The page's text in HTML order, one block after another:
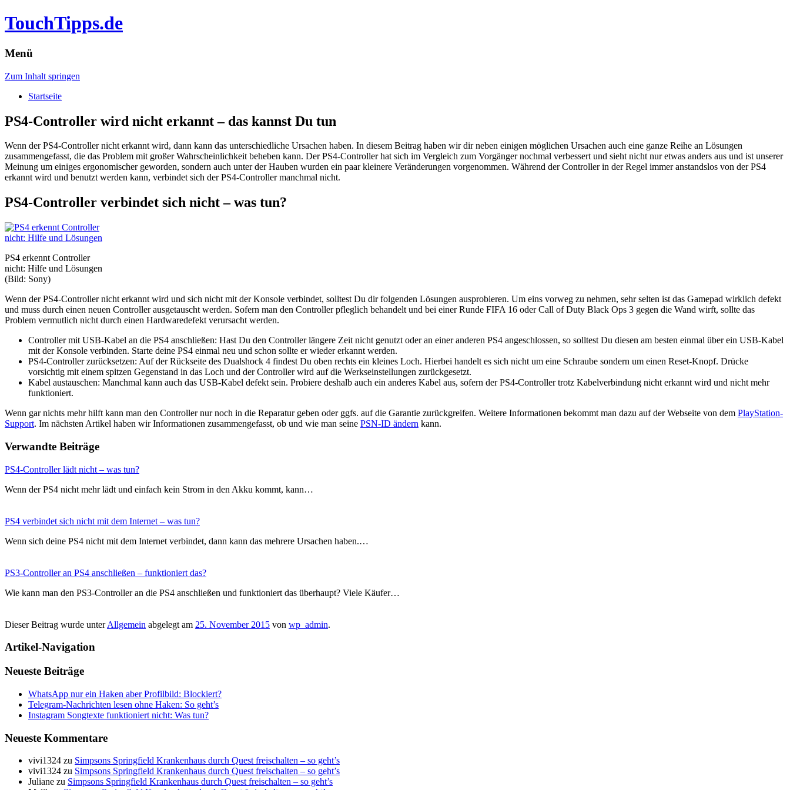
TouchTipps.de
Menü
Zum Inhalt springen
Startseite
PS4-Controller wird nicht erkannt – das kannst Du tun
Wenn der PS4-Controller nicht erkannt wird, dann kann das unterschiedliche Ursachen haben. In diesem Beitrag haben wir dir neben einigen möglichen Ursachen auch eine ganze Reihe an Lösungen
zusammengefasst, die das Problem mit großer Wahrscheinlichkeit beheben kann. Der PS4-Controller hat sich im Vergleich zum Vorgänger nochmal verbessert und sieht nicht nur etwas anders aus und ist unserer
Meinung um einiges ergonomischer geworden, sondern auch unter der Hauben wurden ein paar kleinere Veränderungen vorgenommen. Während der Controller in der Regel immer anstandslos von der PS4
erkannt wird und benutzt werden kann, verbindet sich der PS4-Controller manchmal nicht.
PS4-Controller verbindet sich nicht – was tun?
PS4 erkennt Controller
nicht: Hilfe und Lösungen
(Bild: Sony)
Wenn der PS4-Controller nicht erkannt wird und sich nicht mit der Konsole verbindet, solltest Du dir folgenden Lösungen ausprobieren. Um eins vorweg zu nehmen, sehr selten ist das Gamepad wirklich defekt
und muss durch einen neuen Controller ausgetauscht werden. Sofern man den Controller pfleglich behandelt und bei einer Runde FIFA 16 oder Call of Duty Black Ops 3 gegen die Wand wirft, sollte das
Problem vermutlich nicht durch einen Hardwaredefekt verursacht werden.
Controller mit USB-Kabel an die PS4 anschließen: Hast Du den Controller längere Zeit nicht genutzt oder an einer anderen PS4 angeschlossen, so solltest Du diesen am besten einmal über ein USB-Kabel
mit der Konsole verbinden. Starte deine PS4 einmal neu und schon sollte er wieder erkannt werden.
PS4-Controller zurücksetzen: Auf der Rückseite des Dualshock 4 findest Du oben rechts ein kleines Loch. Hierbei handelt es sich nicht um eine Schraube sondern um einen Reset-Knopf. Drücke
vorsichtig mit einem spitzen Gegenstand in das Loch und der Controller wird auf die Werkseinstellungen zurückgesetzt.
Kabel austauschen: Manchmal kann auch das USB-Kabel defekt sein. Probiere deshalb auch ein anderes Kabel aus, sofern der PS4-Controller trotz Kabelverbindung nicht erkannt wird und nicht mehr
funktioniert.
Wenn gar nichts mehr hilft kann man den Controller nur noch in die Reparatur geben oder ggfs. auf die Garantie zurückgreifen. Weitere Informationen bekommt man dazu auf der Webseite von dem PlayStation-
Support. Im nächsten Artikel haben wir Informationen zusammengefasst, ob und wie man seine PSN-ID ändern kann.
Verwandte Beiträge
PS4-Controller lädt nicht – was tun?
Wenn der PS4 nicht mehr lädt und einfach kein Strom in den Akku kommt, kann…
PS4 verbindet sich nicht mit dem Internet – was tun?
Wenn sich deine PS4 nicht mit dem Internet verbindet, dann kann das mehrere Ursachen haben.…
PS3-Controller an PS4 anschließen – funktioniert das?
Wie kann man den PS3-Controller an die PS4 anschließen und funktioniert das überhaupt? Viele Käufer…
Dieser Beitrag wurde unterAllgemein abgelegt am 25. November 2015 von wp_admin.
Artikel-Navigation
Neueste Beiträge
WhatsApp nur ein Haken aber Profilbild: Blockiert?
Telegram-Nachrichten lesen ohne Haken: So geht’s
Instagram Songtexte funktioniert nicht: Was tun?
Neueste Kommentare
vivi1324 zu Simpsons Springfield Krankenhaus durch Quest freischalten – so geht’s
vivi1324 zu Simpsons Springfield Krankenhaus durch Quest freischalten – so geht’s
Juliane zu Simpsons Springfield Krankenhaus durch Quest freischalten – so geht’s